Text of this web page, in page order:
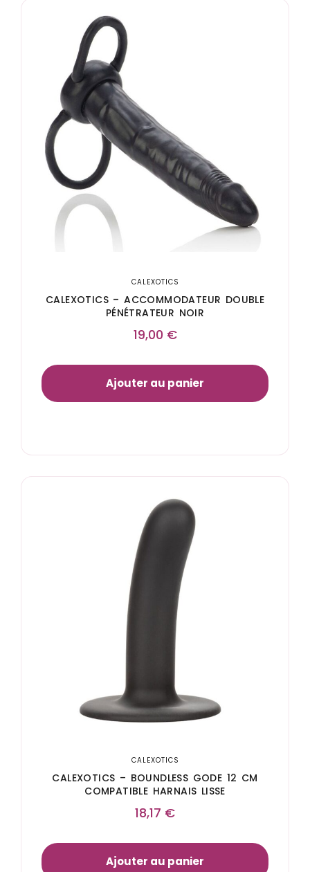
CALEXOTICS
CALEXOTICS – ACCOMMODATEUR DOUBLE
PÉNÉTRATEUR NOIR
19,00 €
Ajouter au panier
CALEXOTICS
CALEXOTICS – BOUNDLESS GODE 12 CM
COMPATIBLE HARNAIS LISSE
18,17 €
Ajouter au panier